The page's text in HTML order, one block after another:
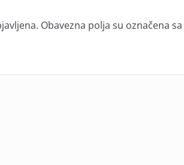
Obavezna polja su označena sa